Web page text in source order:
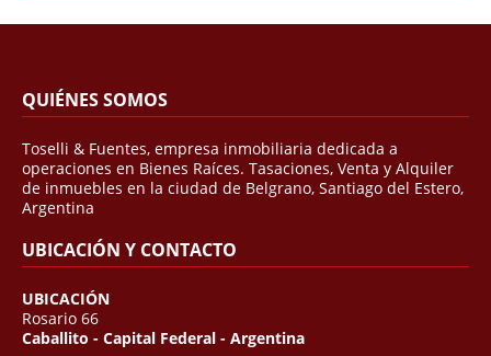
QUIÉNES SOMOS
Toselli & Fuentes, empresa inmobiliaria dedicada a
operaciones en Bienes Raíces. Tasaciones, Venta y Alquiler
de inmuebles en la ciudad de Belgrano, Santiago del Estero,
Argentina
UBICACIÓN Y CONTACTO
UBICACIÓN
Rosario 66
Caballito - Capital Federal - Argentina